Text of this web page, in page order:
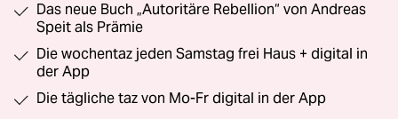
Das neue Buch „Autoritäre Rebellion“ von Andreas
Speit als Prämie
Die wochentaz jeden Samstag frei Haus + digital in
der App
Die tägliche taz von Mo-Fr digital in der App